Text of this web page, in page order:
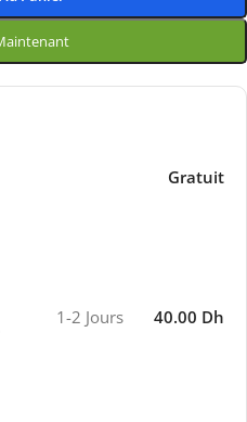
Gratuit
1-2 Jours 40.00 Dh